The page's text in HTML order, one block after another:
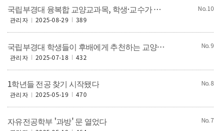
10
국립부경대 융복합 교양교과목, 학생·교수가 직접 개발한다
관리자 2025-08-29 389
9
국립부경대 학생들이 후배에게 추천하는 교양강좌는?
관리자 2025-07-18 432
8
1학년들 전공 찾기 시작됐다
관리자 2025-05-19 470
7
자유전공학부 '과방' 문 열었다